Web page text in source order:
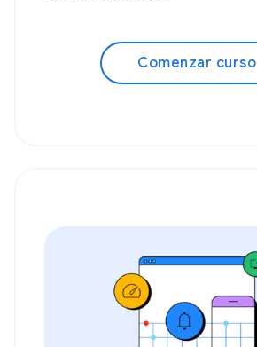
Comenzar curso